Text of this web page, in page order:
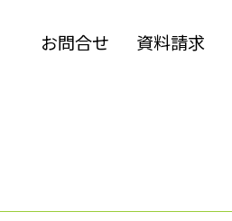
お問合せ 資料請求